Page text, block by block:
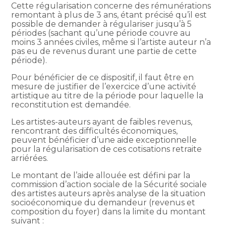
Cette régularisation concerne des rémunérations
remontant à plus de 3 ans, étant précisé qu’il est
possible de demander à régulariser jusqu’à 5
périodes (sachant qu’une période couvre au
moins 3 années civiles, même si l’artiste auteur n’a
pas eu de revenus durant une partie de cette
période).
Pour bénéficier de ce dispositif, il faut être en
mesure de justifier de l’exercice d’une activité
artistique au titre de la période pour laquelle la
reconstitution est demandée.
Les artistes-auteurs ayant de faibles revenus,
rencontrant des difficultés économiques,
peuvent bénéficier d’une aide exceptionnelle
pour la régularisation de ces cotisations retraite
arriérées.
Le montant de l’aide allouée est défini par la
commission d’action sociale de la Sécurité sociale
des artistes auteurs après analyse de la situation
socioéconomique du demandeur (revenus et
composition du foyer) dans la limite du montant
suivant :